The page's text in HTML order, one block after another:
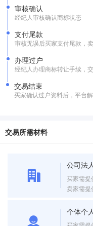
审核确认
经纪人审核确认商标状态
支付尾款
审核无误后买家支付尾款，
办理过户
经纪人办理商标转让手续，
交易结束
买家确认过户资料后，平台
交易所需材料
公司法
买家需提
卖家需提
个体个